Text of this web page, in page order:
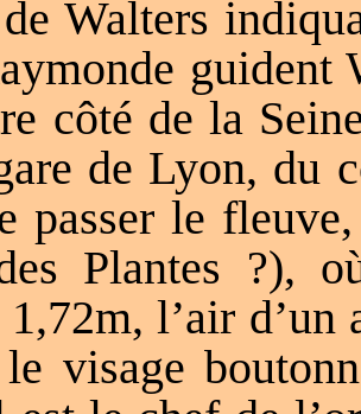
Walters
guident
côté de la
de Lyon, du
passer le
Plantes ?),
l’air d’un
visage